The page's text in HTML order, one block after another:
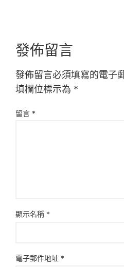
發佈留言
發佈留言必須填寫的電子
填欄位標示為 *
留言 *
顯示名稱 *
電子郵件地址 *